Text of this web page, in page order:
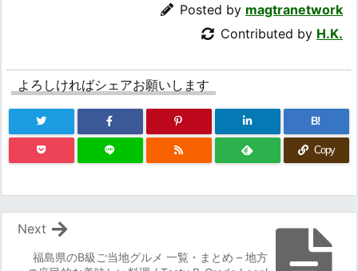
Posted by magtranetwork
Contributed by H.K.
よろしければシェアお願いします
B!
Copy
福島県のB級ご当地グルメ 一覧・まとめ – 地方
Next